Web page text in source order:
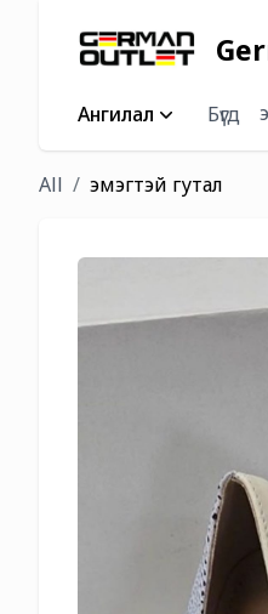
Ангилал Бүгд
All эмэгтэй гутал